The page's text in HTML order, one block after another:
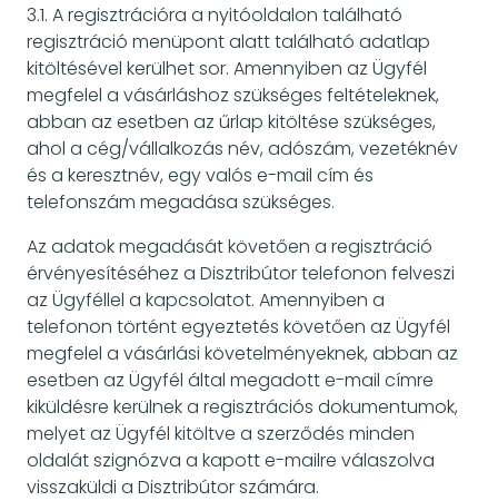
3.1. A regisztrációra a nyitóoldalon található
regisztráció menüpont alatt található adatlap
kitöltésével kerülhet sor. Amennyiben az Ügyfél
megfelel a vásárláshoz szükséges feltételeknek,
abban az esetben az űrlap kitöltése szükséges,
ahol a cég/vállalkozás név, adószám, vezetéknév
és a keresztnév, egy valós e-mail cím és
telefonszám megadása szükséges.
Az adatok megadását követően a regisztráció
érvényesítéséhez a Disztribútor telefonon felveszi
az Ügyféllel a kapcsolatot. Amennyiben a
telefonon történt egyeztetés követően az Ügyfél
megfelel a vásárlási követelményeknek, abban az
esetben az Ügyfél által megadott e-mail címre
kiküldésre kerülnek a regisztrációs dokumentumok,
melyet az Ügyfél kitöltve a szerződés minden
oldalát szignózva a kapott e-mailre válaszolva
visszaküldi a Disztribútor számára.